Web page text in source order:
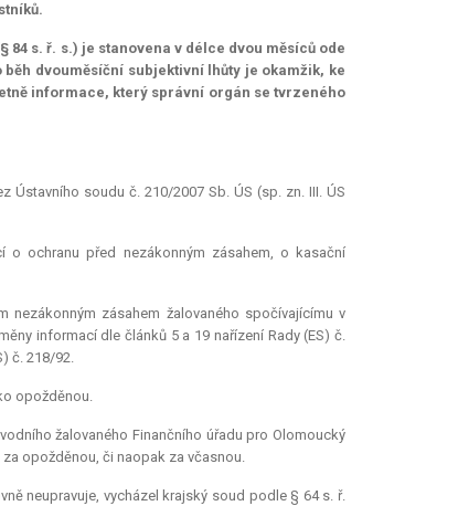
s. ř. s.) je stanovena v délce dvou měsíců ode
dvouměsíční subjektivní lhůty je okamžik, ke
informace, který správní orgán se tvrzeného
Ústavního soudu č. 210/2007 Sb. ÚS (sp. zn. III. ÚS
o ochranu před nezákonným zásahem, o kasační
nezákonným zásahem žalovaného spočívajícímu v
informací dle článků 5 a 19 nařízení Rady (ES) č.
č. 218/92.
opožděnou.
žalovaného Finančního úřadu pro Olomoucký
opožděnou, či naopak za včasnou.
neupravuje, vycházel krajský soud podle § 64 s. ř.